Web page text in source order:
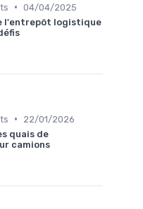
• 04/04/2025
l'entrepôt logistique
•
22/01/2026
quais de
camions